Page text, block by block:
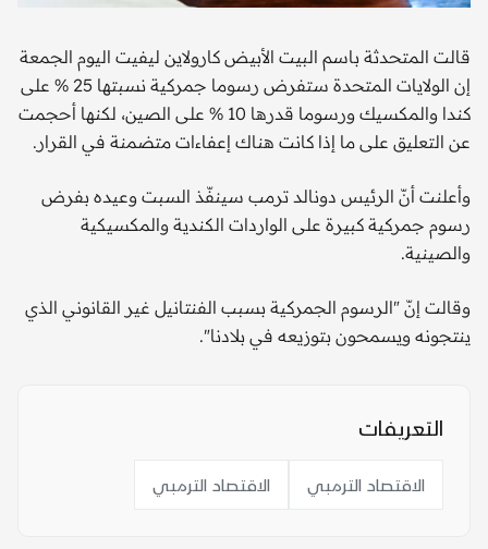
قالت المتحدثة باسم البيت الأبيض كارولاين ليفيت اليوم الجمعة
إن الولايات المتحدة ستفرض رسوما جمركية نسبتها 25 % على
كندا والمكسيك ورسوما قدرها 10 % على الصين، لكنها أحجمت
عن التعليق على ما إذا كانت هناك إعفاءات متضمنة في القرار.
وأعلنت أنّ الرئيس دونالد ترمب سينفّذ السبت وعيده بفرض
رسوم جمركية كبيرة على الواردات الكندية والمكسيكية
والصينية.
وقالت إنّ "الرسوم الجمركية بسبب الفنتانيل غير القانوني الذي
ينتجونه ويسمحون بتوزيعه في بلادنا".
التعريفات
الاقتصاد الترمبي الاقتصاد الترمبي